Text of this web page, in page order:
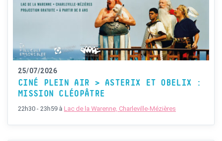
25/07/2026
CINÉ PLEIN AIR > ASTERIX ET OBELIX :
MISSION CLÉOPÂTRE
22h30 - 23h59 à Lac de la Warenne, Charleville-Mézières